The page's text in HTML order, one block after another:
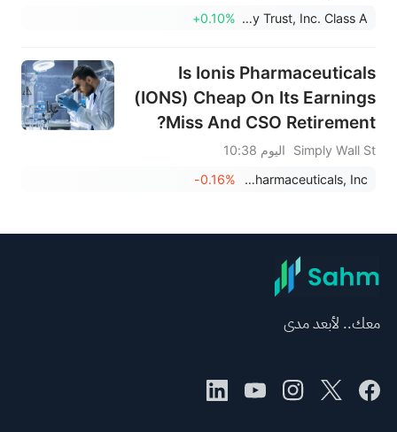
Empire State Realty Trust, Inc. Class A
+0.10%
Is Ionis Pharmaceuticals
(IONS) Cheap On Its Earnings
Miss And CSO Retirement?
Simply Wall St
اليوم 10:38
Ionis Pharmaceuticals, Inc.
-0.16%
معك.. لأبعد مدى